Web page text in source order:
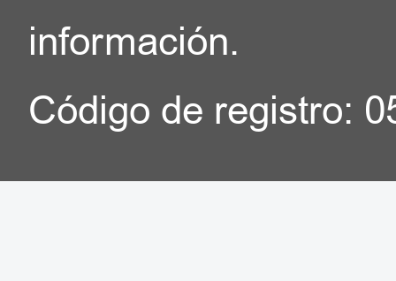
información.
Código de registro: